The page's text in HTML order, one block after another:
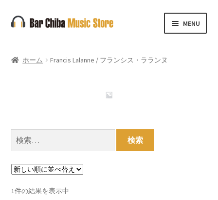
ナ
ビ
ー
キ
ッ
コ
ン
ン
プ
MENU
ホーム Francis Lalanne / フランシス・ラランヌ
検
索:
1件の結果を表示中